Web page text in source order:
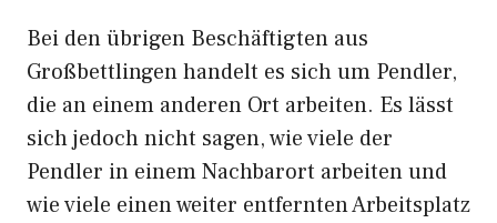
Bei den übrigen Beschäftigten aus
Großbettlingen handelt es sich um Pendler,
die an einem anderen Ort arbeiten. Es lässt
sich jedoch nicht sagen, wie viele der
Pendler in einem Nachbarort arbeiten und
wie viele einen weiter entfernten Arbeitsplatz